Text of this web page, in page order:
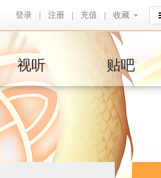
登录 注册 充值 收藏
收藏
视听 贴吧